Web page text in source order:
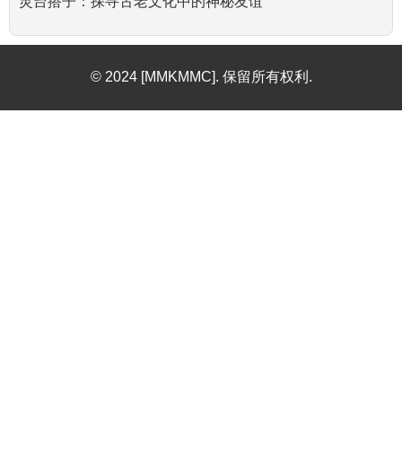
© 2024 [MMKMMC]. 保留所有权利.